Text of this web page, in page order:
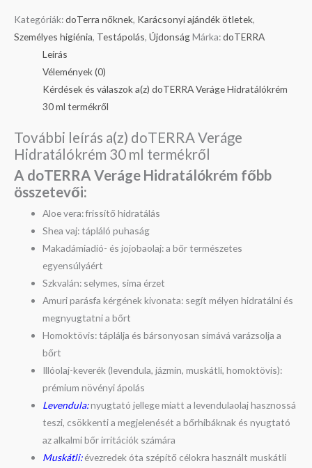
Kategóriák:doTerra nőknek, Karácsonyi ajándék ötletek,
Személyes higiénia, Testápolás, ÚjdonságMárka:doTERRA
Leírás
Vélemények (0)
Kérdések és válaszok a(z) doTERRA Veráge Hidratálókrém
30 ml termékről
További leírás a(z) doTERRA Veráge
Hidratálókrém 30 ml termékről
A doTERRA Veráge Hidratálókrém főbb
összetevői:
Aloe vera: frissítő hidratálás
Shea vaj: tápláló puhaság
Makadámiadió- és jojobaolaj: a bőr természetes
egyensúlyáért
Szkvalán: selymes, sima érzet
Amuri parásfa kérgének kivonata: segít mélyen hidratálni és
megnyugtatni a bőrt
Homoktövis: táplálja és bársonyosan simává varázsolja a
bőrt
Illóolaj-keverék (levendula, jázmin, muskátli, homoktövis):
prémium növényi ápolás
Levendula:nyugtató jellege miatt a levendulaolaj hasznossá
teszi, csökkenti a megjelenését a bőrhibáknak és nyugtató
az alkalmi bőr irritációk számára
Muskátli:évezredek óta szépítő célokra használt muskátli